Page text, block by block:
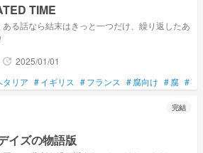
REPEATED TIME
ある話なら結末はきっと一つだけ、繰り返したあ
update 2025/01/01
タリア #イギリス #フランス #腐向け #腐 #英
完結
イズの物語版